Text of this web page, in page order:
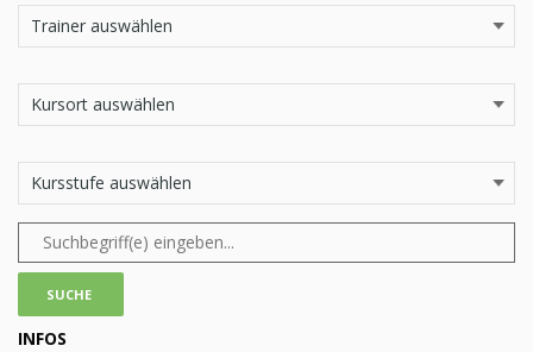
INFOS